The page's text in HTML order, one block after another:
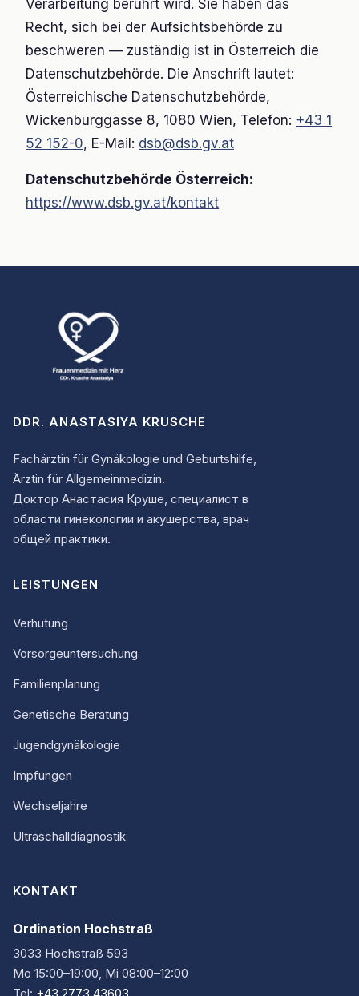
Verarbeitung berührt wird. Sie haben das
Recht, sich bei der Aufsichtsbehörde zu
beschweren — zuständig ist in Österreich die
Datenschutzbehörde. Die Anschrift lautet:
Österreichische Datenschutzbehörde,
Wickenburggasse 8, 1080 Wien, Telefon: +43 1
52 152-0, E-Mail: dsb@dsb.gv.at
Datenschutzbehörde Österreich:
https://www.dsb.gv.at/kontakt
DDR. ANASTASIYA KRUSCHE
Fachärztin für Gynäkologie und Geburtshilfe,
Ärztin für Allgemeinmedizin.
Доктор Анастасия Круше, специалист в
области гинекологии и акушерства, врач
общей практики.
LEISTUNGEN
Verhütung
Vorsorgeuntersuchung
Familienplanung
Genetische Beratung
Jugendgynäkologie
Impfungen
Wechseljahre
Ultraschalldiagnostik
KONTAKT
Ordination Hochstraß
3033 Hochstraß 593
Mo 15:00–19:00, Mi 08:00–12:00